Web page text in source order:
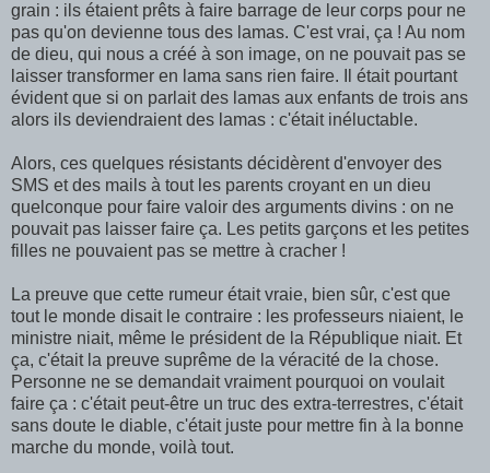
grain : ils étaient prêts à faire barrage de leur corps pour ne
pas qu'on devienne tous des lamas. C'est vrai, ça ! Au nom
de dieu, qui nous a créé à son image, on ne pouvait pas se
laisser transformer en lama sans rien faire. Il était pourtant
évident que si on parlait des lamas aux enfants de trois ans
alors ils deviendraient des lamas : c'était inéluctable.
Alors, ces quelques résistants décidèrent d'envoyer des
SMS et des mails à tout les parents croyant en un dieu
quelconque pour faire valoir des arguments divins : on ne
pouvait pas laisser faire ça. Les petits garçons et les petites
filles ne pouvaient pas se mettre à cracher !
La preuve que cette rumeur était vraie, bien sûr, c'est que
tout le monde disait le contraire : les professeurs niaient, le
ministre niait, même le président de la République niait. Et
ça, c'était la preuve suprême de la véracité de la chose.
Personne ne se demandait vraiment pourquoi on voulait
faire ça : c'était peut-être un truc des extra-terrestres, c'était
sans doute le diable, c'était juste pour mettre fin à la bonne
marche du monde, voilà tout.